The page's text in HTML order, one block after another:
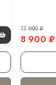
17 900₽
8 900 ₽